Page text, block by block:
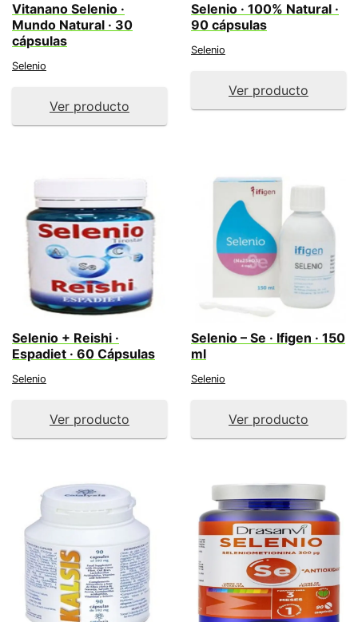
Vitanano Selenio ·
Mundo Natural · 30
cápsulas
Selenio
Ver producto
Selenio · 100% Natural ·
90 cápsulas
Selenio
Ver producto
Selenio + Reishi ·
Espadiet · 60 Cápsulas
Selenio
Ver producto
Selenio – Se · Ifigen · 150
ml
Selenio
Ver producto